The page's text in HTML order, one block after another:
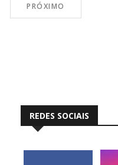
PRÓXIMO
REDES SOCIAIS